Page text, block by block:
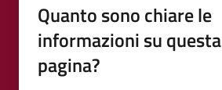
Quanto sono chiare le
informazioni su questa
pagina?